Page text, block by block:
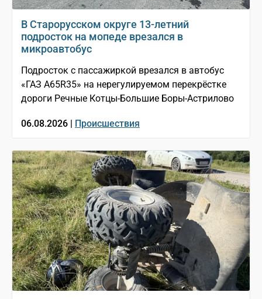
В Старорусском округе 13-летний
подросток на мопеде врезался в
микроавтобус
Подросток с пассажиркой врезался в автобус
«ГАЗ A65R35» на нерегулируемом перекрёстке
дороги Речные Котцы-Большие Боры-Астрилово
06.08.2026 | Происшествия